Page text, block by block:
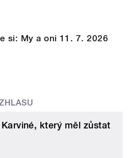
si: My a oni 11. 7. 2026
který měl zůstat